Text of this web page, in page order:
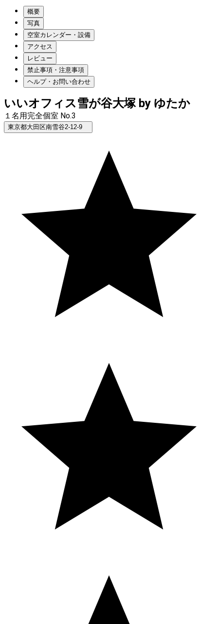
概要
写真
空室カレンダー・設備
アクセス
レビュー
禁止事項・注意事項
ヘルプ・お問い合わせ
いいオフィス雪が谷大塚 by ゆたか
１名用完全個室 No.3
東京都大田区南雪谷2-12-9